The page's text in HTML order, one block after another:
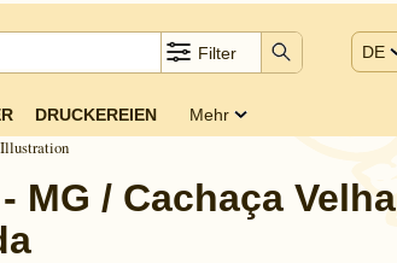
Filter DE
DRUCKEREIEN Mehr
MG / Cachaça Velha